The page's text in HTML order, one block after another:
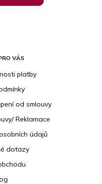
VÁS
platby
od smlouvy
Reklamace
údajů
dotazy